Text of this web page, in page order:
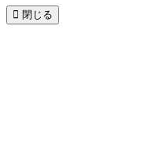
閉じる